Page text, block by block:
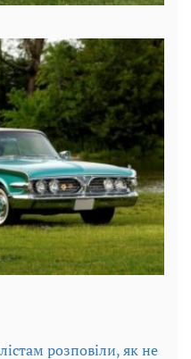
розповіли, як не